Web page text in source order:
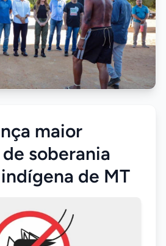
maior
soberania
de MT